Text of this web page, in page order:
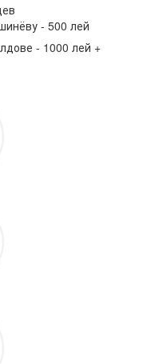
- 500 лей
- 1000 лей +